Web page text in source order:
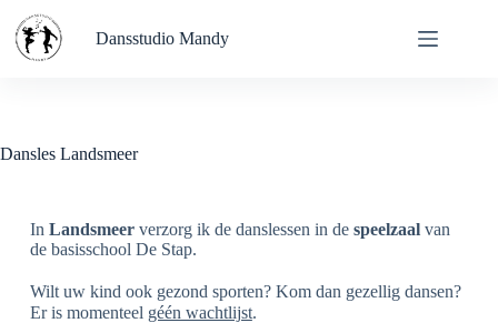
Dansstudio Mandy
Dansles Landsmeer
In Landsmeerverzorg ik de danslessen in de speelzaalvan
de basisschool De Stap.
Wilt uw kind ook gezond sporten? Kom dan gezellig dansen?
Er is momenteel géén wachtlijst.